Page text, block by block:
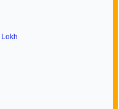
Lokh